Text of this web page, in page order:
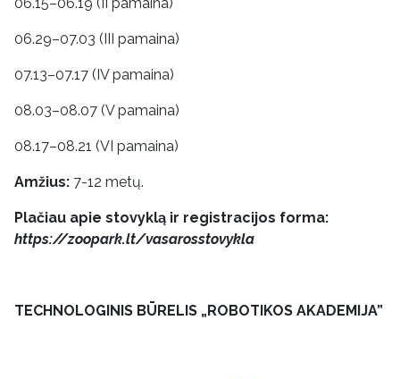
06.29–07.03 (III pamaina)
07.13–07.17 (IV pamaina)
08.03–08.07 (V pamaina)
08.17–08.21 (VI pamaina)
Amžius: 7-12 metų.
Plačiau apie stovyklą ir registracijos forma:
https://zoopark.lt/vasarosstovykla
TECHNOLOGINIS BŪRELIS „ROBOTIKOS AKADEMIJA”